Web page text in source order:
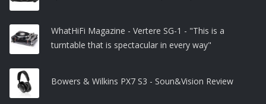
WhatHiFi Magazine - Vertere SG-1 - "This is a
turntable that is spectacular in every way"
Bowers & Wilkins PX7 S3 - Soun&Vision Review